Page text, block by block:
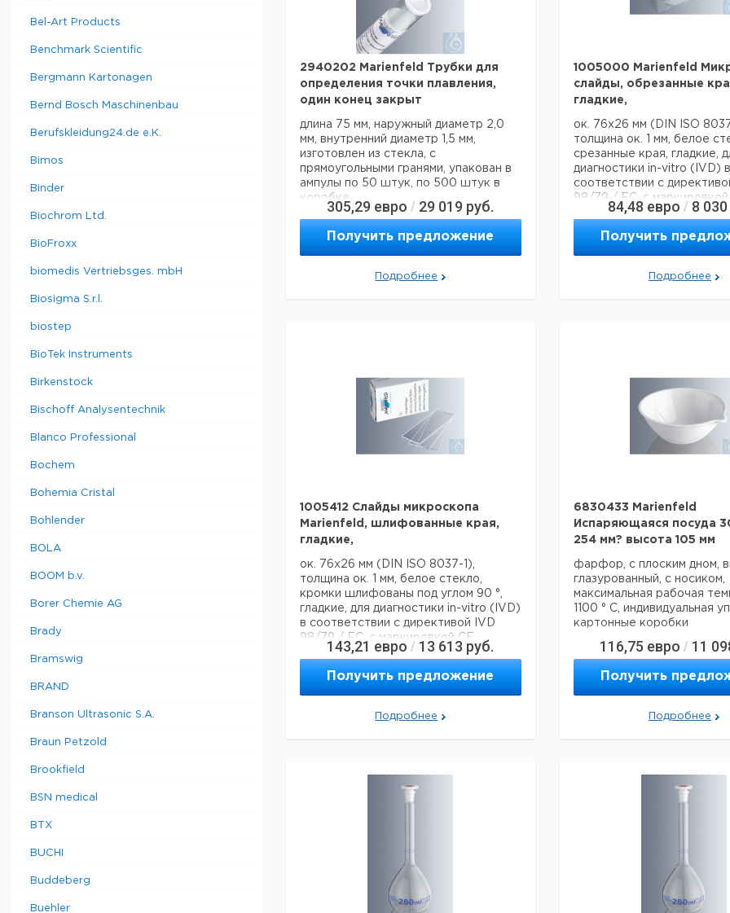
Bel-Art Products
Benchmark Scientific
Bergmann Kartonagen
Bernd Bosch Maschinenbau
Berufskleidung24.de e.K.
Bimos
Binder
Biochrom Ltd.
BioFroxx
biomedis Vertriebsges. mbH
Biosigma S.r.l.
biostep
BioTek Instruments
Birkenstock
Bischoff Analysentechnik
Blanco Professional
Bochem
Bohemia Cristal
Bohlender
BOLA
BOOM b.v.
Borer Chemie AG
Brady
Bramswig
BRAND
Branson Ultrasonic S.A.
Braun Petzold
Brookfield
BSN medical
BTX
BUCHI
Buddeberg
Buehler
2940202 Marienfeld Трубки для
определения точки плавления,
один конец закрыт
длина 75 мм, наружный диаметр 2,0
мм, внутренний диаметр 1,5 мм,
изготовлен из стекла, с
прямоугольными гранями, упакован в
ампулы по 50 штук, по 500 штук в
коробке
Технические данные:
Код EAN:4250317307460
305,29 евро / 29 019 руб.
Получить предложение
Подробнее
1005000 Marienfeld
слайды, обрезанные
гладкие,
ок. 76x26 мм (DIN ISO
толщина ок. 1 мм, белое
срезанные края, гладкие,
диагностики in-vitro (IVD) в
соответствии с
98/79 / EC, с маркировкой
рекомендуется до даты и
партии для полной
прослеживаемости, в
шт., 50 коробок в
водонепроницаемом
26 мм
1 мм
4250317302236
84,48 евро / 8 030
Получить
Подробнее
1005412 Слайды микроскопа
Marienfeld, шлифованные края,
гладкие,
ок. 76x26 мм (DIN ISO 8037-1),
толщина ок. 1 мм, белое стекло,
кромки шлифованы под углом 90 °,
гладкие, для диагностики in-vitro (IVD)
в соответствии с директивой IVD
98/79 / EC, с маркировкой CE,
рекомендуется до истечения срока
годности и номера партии для полной
информации и прослеживаемости, в
коробках по 50 шт., по 50 коробок в
водонепроницаемом алюминиевом
4250317302250
Данные для перевозки (реальные
143,21 евро / 13 613 руб.
Получить предложение
Подробнее
6830433 Marienfeld
Испаряющаяся посуда
254 мм? высота 105 мм
фарфор, с плоским дном,
глазурованный, с носиком,
максимальная рабочая
1100 ° C, индивидуальная
картонные коробки
Технические данные:
Номинальный объем:3 л
105 мм
данные могут отличаться)
116,75 евро / 11
Получить
Подробнее